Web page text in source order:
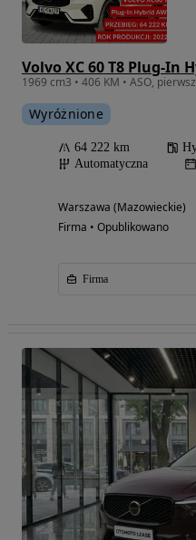
Volvo XC 60 T8 Plug-In
1969 cm3 • 406 KM • ASO,
Wyróżnione
64 222 km
Automatyczna
Warszawa (Mazowieckie)
Firma • Opublikowano
Firma